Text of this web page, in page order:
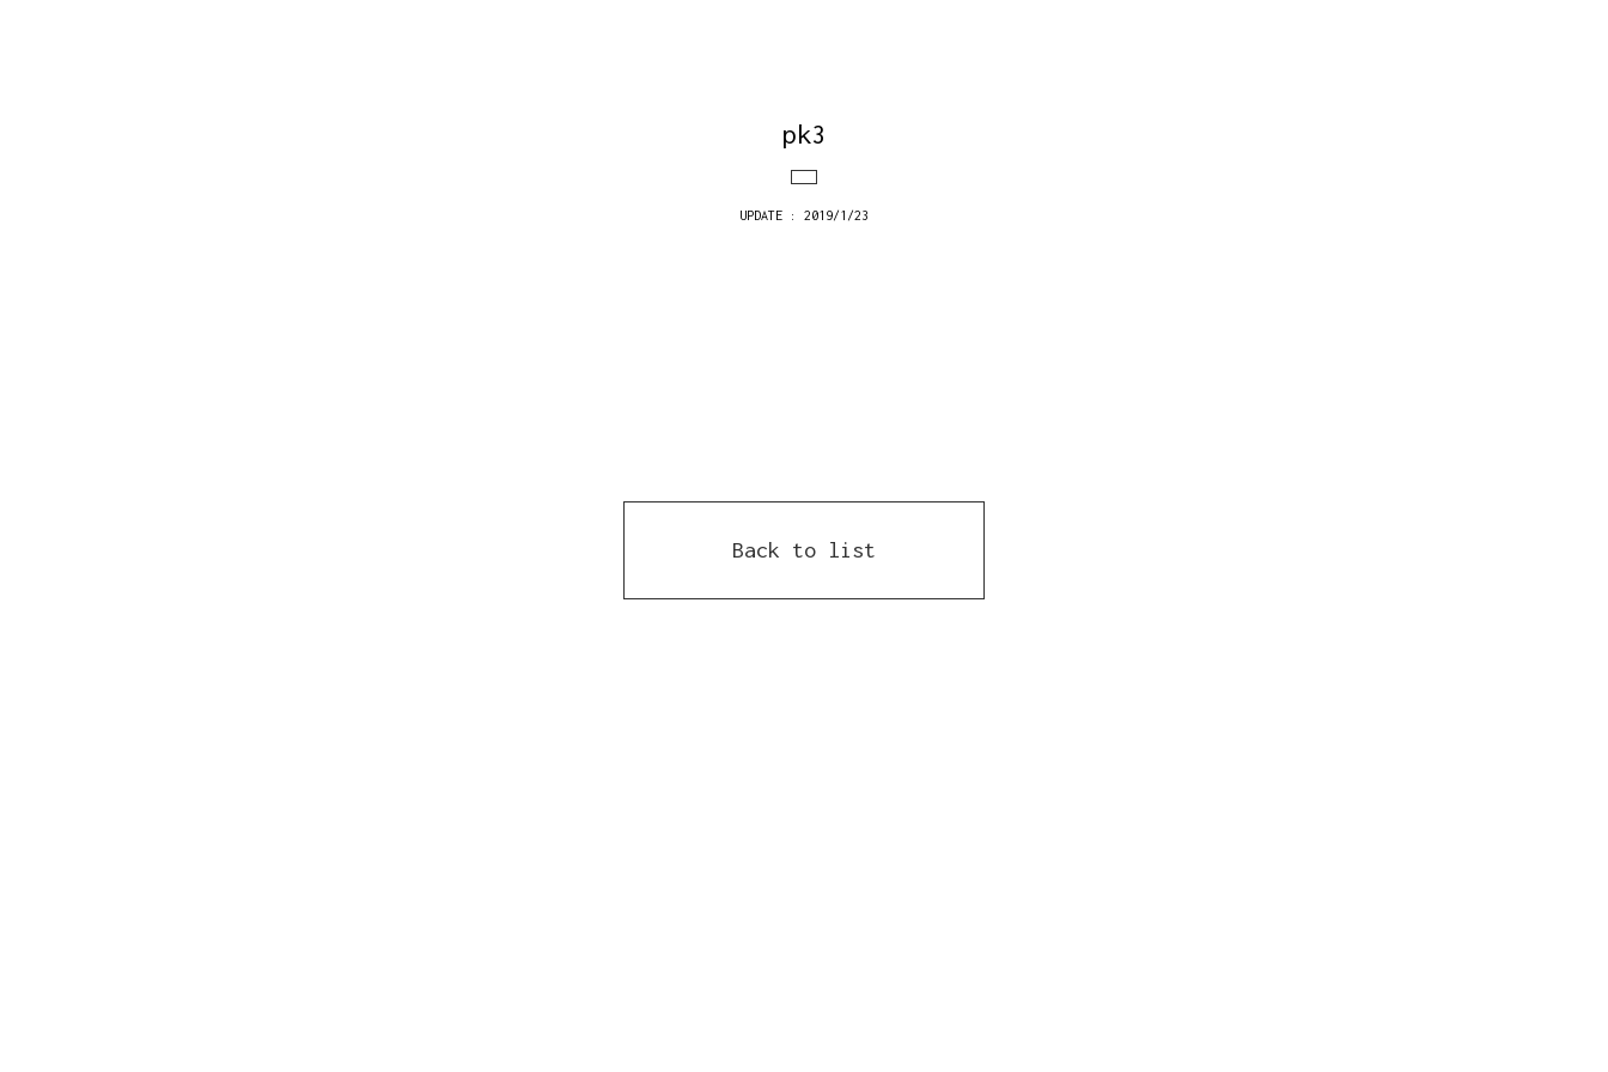
pk3
UPDATE : 2019/1/23
Back to list